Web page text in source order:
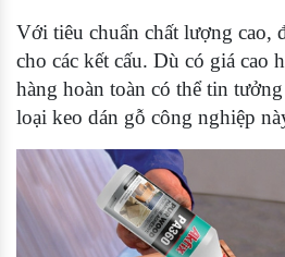
Với tiêu chuẩn chất lượng cao,
cho các kết cấu. Dù có giá cao
hàng hoàn toàn có thể tin
loại keo dán gỗ công nghiệp